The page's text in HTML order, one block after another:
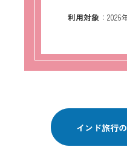
利用対象：2026
インド旅行